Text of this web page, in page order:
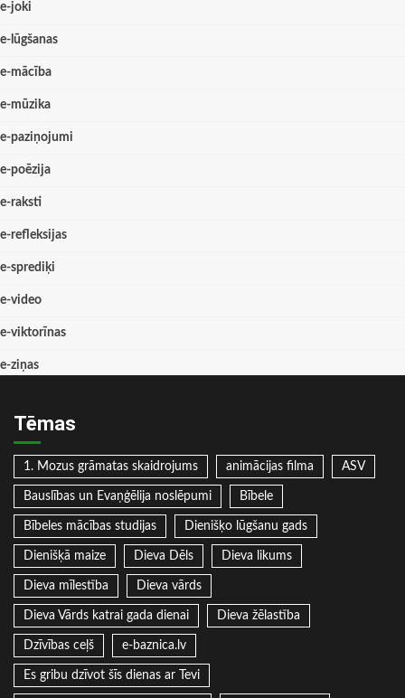
e-joki
e-lūgšanas
e-mācība
e-mūzika
e-paziņojumi
e-poēzija
e-raksti
e-refleksijas
e-sprediķi
e-video
e-viktorīnas
e-ziņas
Tēmas
1. Mozus grāmatas skaidrojums animācijas filma ASV
Bauslības un Evaņģēlija noslēpumi Bībele
Bībeles mācības studijas Dienišķo lūgšanu gads
Dienišķā maize Dieva Dēls Dieva likums
Dieva mīlestība Dieva vārds
Dieva Vārds katrai gada dienai Dieva žēlastība
Dzīvības ceļš e-baznica.lv
Es gribu dzīvot šīs dienas ar Tevi